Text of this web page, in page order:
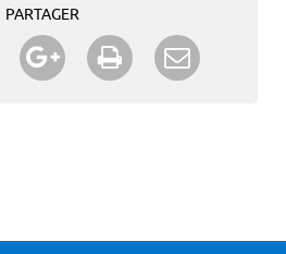
PARTAGER
sur Facebook
Partager sur TwitterPartager sur Google+
Imprimer